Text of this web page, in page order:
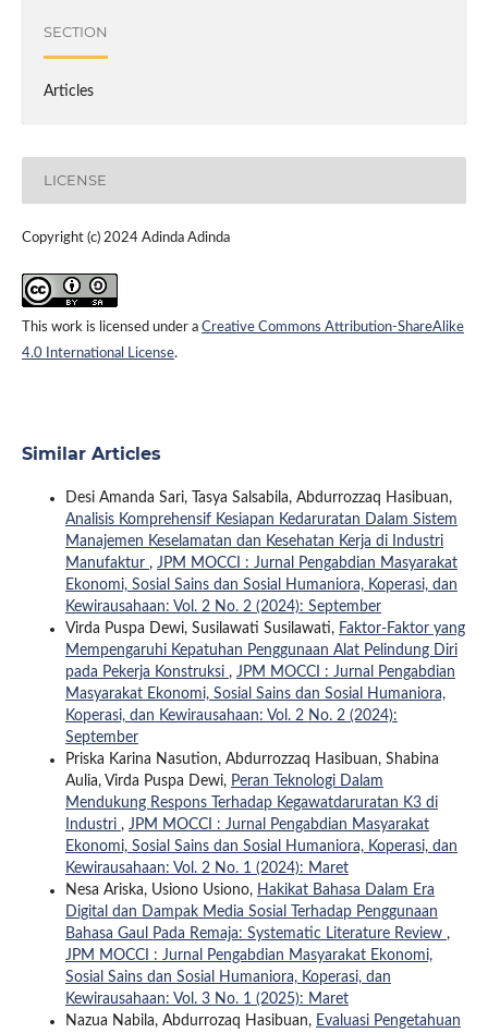
SECTION
Articles
LICENSE
Copyright (c) 2024 Adinda Adinda
This work is licensed under a Creative Commons Attribution-ShareAlike
4.0 International License.
Similar Articles
Desi Amanda Sari, Tasya Salsabila, Abdurrozzaq Hasibuan,
Analisis Komprehensif Kesiapan Kedaruratan Dalam Sistem
Manajemen Keselamatan dan Kesehatan Kerja di Industri
Manufaktur , JPM MOCCI : Jurnal Pengabdian Masyarakat
Ekonomi, Sosial Sains dan Sosial Humaniora, Koperasi, dan
Kewirausahaan: Vol. 2 No. 2 (2024): September
Virda Puspa Dewi, Susilawati Susilawati, Faktor-Faktor yang
Mempengaruhi Kepatuhan Penggunaan Alat Pelindung Diri
pada Pekerja Konstruksi , JPM MOCCI : Jurnal Pengabdian
Masyarakat Ekonomi, Sosial Sains dan Sosial Humaniora,
Koperasi, dan Kewirausahaan: Vol. 2 No. 2 (2024):
September
Priska Karina Nasution, Abdurrozzaq Hasibuan, Shabina
Aulia, Virda Puspa Dewi, Peran Teknologi Dalam
Mendukung Respons Terhadap Kegawatdaruratan K3 di
Industri , JPM MOCCI : Jurnal Pengabdian Masyarakat
Ekonomi, Sosial Sains dan Sosial Humaniora, Koperasi, dan
Kewirausahaan: Vol. 2 No. 1 (2024): Maret
Nesa Ariska, Usiono Usiono, Hakikat Bahasa Dalam Era
Digital dan Dampak Media Sosial Terhadap Penggunaan
Bahasa Gaul Pada Remaja: Systematic Literature Review ,
JPM MOCCI : Jurnal Pengabdian Masyarakat Ekonomi,
Sosial Sains dan Sosial Humaniora, Koperasi, dan
Kewirausahaan: Vol. 3 No. 1 (2025): Maret
Nazua Nabila, Abdurrozaq Hasibuan, Evaluasi Pengetahuan